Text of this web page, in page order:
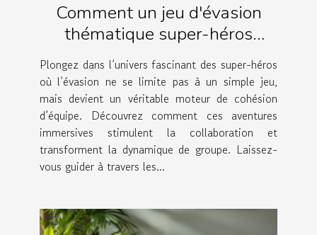
Comment un jeu d'évasion
thématique super-héros
renforce la cohésion d'équipe ?
Plongez dans l’univers fascinant des super-héros
où l’évasion ne se limite pas à un simple jeu,
mais devient un véritable moteur de cohésion
d’équipe. Découvrez comment ces aventures
immersives stimulent la collaboration et
transforment la dynamique de groupe. Laissez-
vous guider à travers les...